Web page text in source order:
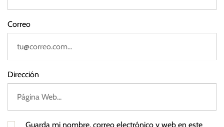
Correo
Dirección
Guarda mi nombre, correo electrónico y web en este